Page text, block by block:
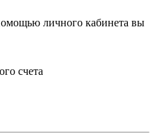
личного кабинета вы
счета